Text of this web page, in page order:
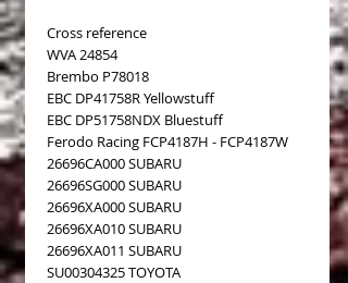
Cross reference
WVA 24854
Brembo P78018
EBC DP41758R Yellowstuff
EBC DP51758NDX Bluestuff
Ferodo Racing FCP4187H - FCP4187W
26696CA000 SUBARU
26696SG000 SUBARU
26696XA000 SUBARU
26696XA010 SUBARU
26696XA011 SUBARU
SU00304325 TOYOTA